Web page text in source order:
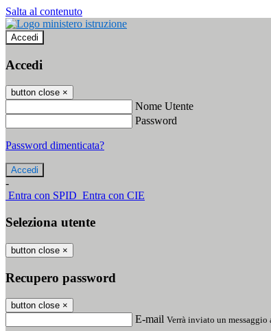
Salta al contenuto
Accedi
Accedi
button close ×
Nome Utente
Password
Password dimenticata?
-
Entra con SPID Entra con CIE
Seleziona utente
button close ×
Recupero password
button close ×
E-mail Verrà inviato un